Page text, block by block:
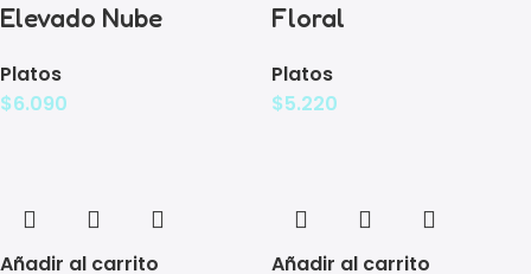
Elevado Nube
Platos
$6.090
Floral
Platos
$5.220
Añadir al carrito Añadir al carrito